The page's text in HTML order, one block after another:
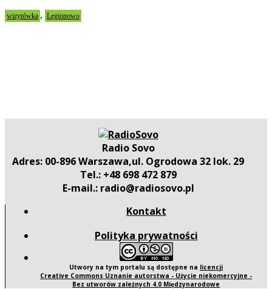
wizytówka , Legionowo
Radio Sovo
Adres: 00-896 Warszawa,ul. Ogrodowa 32 lok. 29
Tel.: +48 698 472 879
E-mail.: radio@radiosovo.pl
Kontakt
Polityka prywatności
Utwory na tym portalu są dostępne na licencji
Creative Commons Uznanie autorstwa - Użycie niekomercyjne -
Bez utworów zależnych 4.0 Międzynarodowe